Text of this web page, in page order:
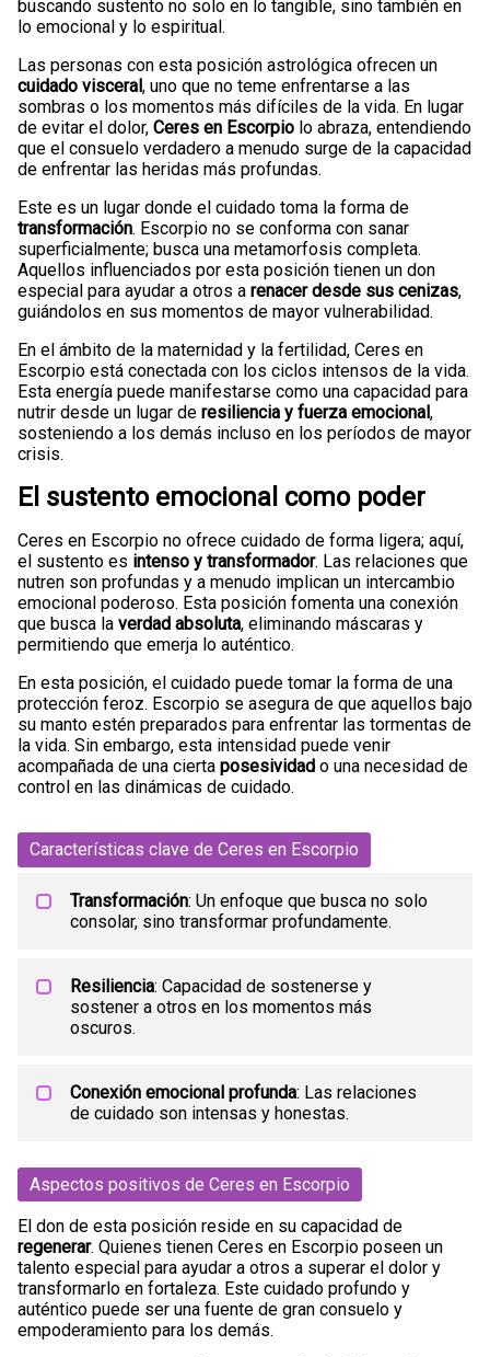
buscando sustento no solo en lo tangible, sino también en
lo emocional y lo espiritual.
Las personas con esta posición astrológica ofrecen un
cuidado visceral, uno que no teme enfrentarse a las
sombras o los momentos más difíciles de la vida. En lugar
de evitar el dolor, Ceres en Escorpio lo abraza, entendiendo
que el consuelo verdadero a menudo surge de la capacidad
de enfrentar las heridas más profundas.
Este es un lugar donde el cuidado toma la forma de
transformación. Escorpio no se conforma con sanar
superficialmente; busca una metamorfosis completa.
Aquellos influenciados por esta posición tienen un don
especial para ayudar a otros a renacer desde sus cenizas,
guiándolos en sus momentos de mayor vulnerabilidad.
En el ámbito de la maternidad y la fertilidad, Ceres en
Escorpio está conectada con los ciclos intensos de la vida.
Esta energía puede manifestarse como una capacidad para
nutrir desde un lugar de resiliencia y fuerza emocional,
sosteniendo a los demás incluso en los períodos de mayor
crisis.
El sustento emocional como poder
Ceres en Escorpio no ofrece cuidado de forma ligera; aquí,
el sustento es intenso y transformador. Las relaciones que
nutren son profundas y a menudo implican un intercambio
emocional poderoso. Esta posición fomenta una conexión
que busca la verdad absoluta, eliminando máscaras y
permitiendo que emerja lo auténtico.
En esta posición, el cuidado puede tomar la forma de una
protección feroz. Escorpio se asegura de que aquellos bajo
su manto estén preparados para enfrentar las tormentas de
la vida. Sin embargo, esta intensidad puede venir
acompañada de una cierta posesividad o una necesidad de
control en las dinámicas de cuidado.
Características clave de Ceres en Escorpio
Transformación: Un enfoque que busca no solo
consolar, sino transformar profundamente.
Resiliencia: Capacidad de sostenerse y
sostener a otros en los momentos más
oscuros.
Conexión emocional profunda: Las relaciones
de cuidado son intensas y honestas.
Aspectos positivos de Ceres en Escorpio
El don de esta posición reside en su capacidad de
regenerar. Quienes tienen Ceres en Escorpio poseen un
talento especial para ayudar a otros a superar el dolor y
transformarlo en fortaleza. Este cuidado profundo y
auténtico puede ser una fuente de gran consuelo y
empoderamiento para los demás.